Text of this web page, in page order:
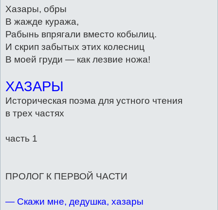
Хазары, обры
В жажде куража,
Рабынь впрягали вместо кобылиц.
И скрип забытых этих колесниц
В моей груди — как лезвие ножа!
ХАЗАРЫ
Историческая поэма для устного чтения
в трех частях
часть 1
ПРОЛОГ К ПЕРВОЙ ЧАСТИ
— Скажи мне, дедушка, хазары